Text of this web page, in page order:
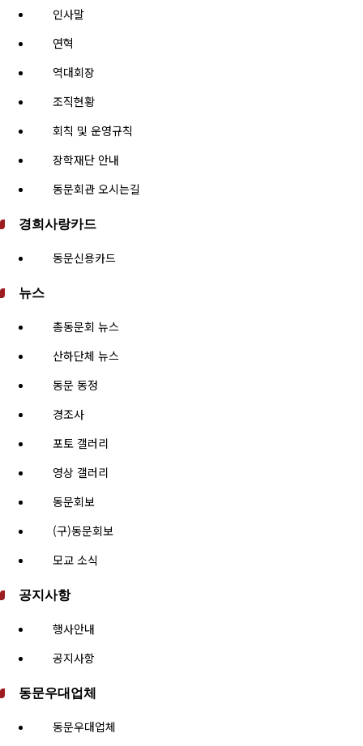
인사말
연혁
역대회장
조직현황
회칙 및 운영규칙
장학재단 안내
동문회관 오시는길
경희사랑카드
동문신용카드
뉴스
총동문회 뉴스
산하단체 뉴스
동문 동정
경조사
포토 갤러리
영상 갤러리
동문회보
(구)동문회보
모교 소식
공지사항
행사안내
공지사항
동문우대업체
동문우대업체